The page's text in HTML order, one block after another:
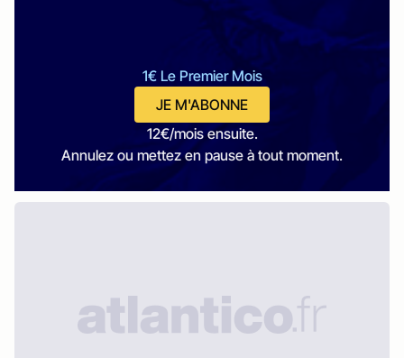
1€ Le Premier Mois
JE M'ABONNE
12€/mois ensuite.
Annulez ou mettez en pause à tout moment.